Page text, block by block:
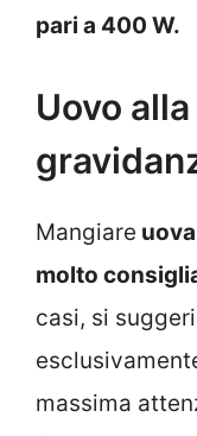
pari a 400 W.
Uovo
Mangiare
molto
casi, si
massima